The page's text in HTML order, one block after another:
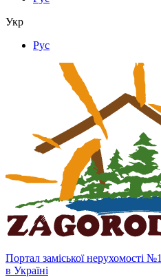
Укр
Рус
Портал заміської нерухомості №1
в Україні